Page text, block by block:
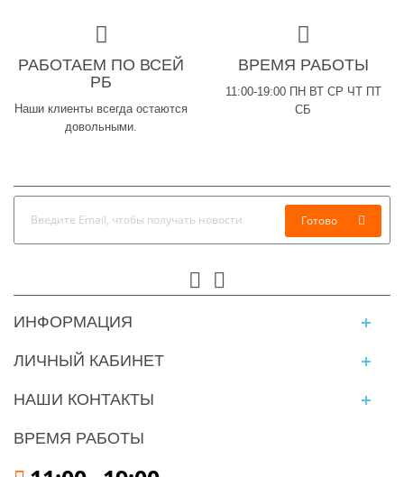
РАБОТАЕМ ПО ВСЕЙ
РБ
Наши клиенты всегда остаются
довольными.
ВРЕМЯ РАБОТЫ
11:00-19:00 ПН ВТ СР ЧТ ПТ
СБ
Готово
ИНФОРМАЦИЯ
ЛИЧНЫЙ КАБИНЕТ
НАШИ КОНТАКТЫ
ВРЕМЯ РАБОТЫ